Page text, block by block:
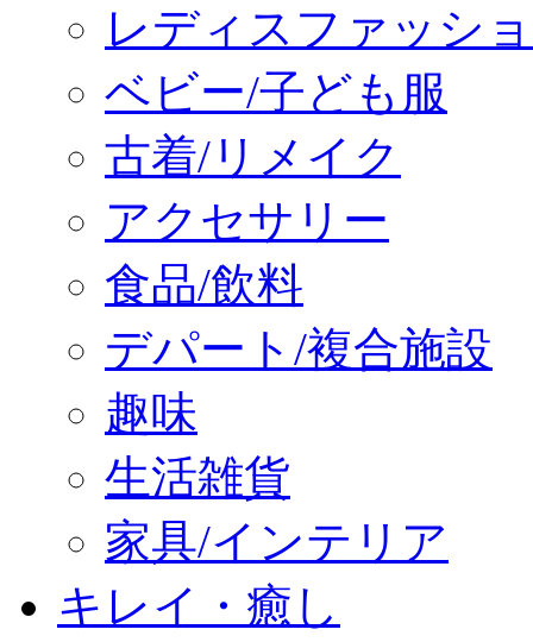
レディスファッシ
ベビー/子ども服
古着/リメイク
アクセサリー
食品/飲料
デパート/複合施設
趣味
生活雑貨
家具/インテリア
キレイ・癒し